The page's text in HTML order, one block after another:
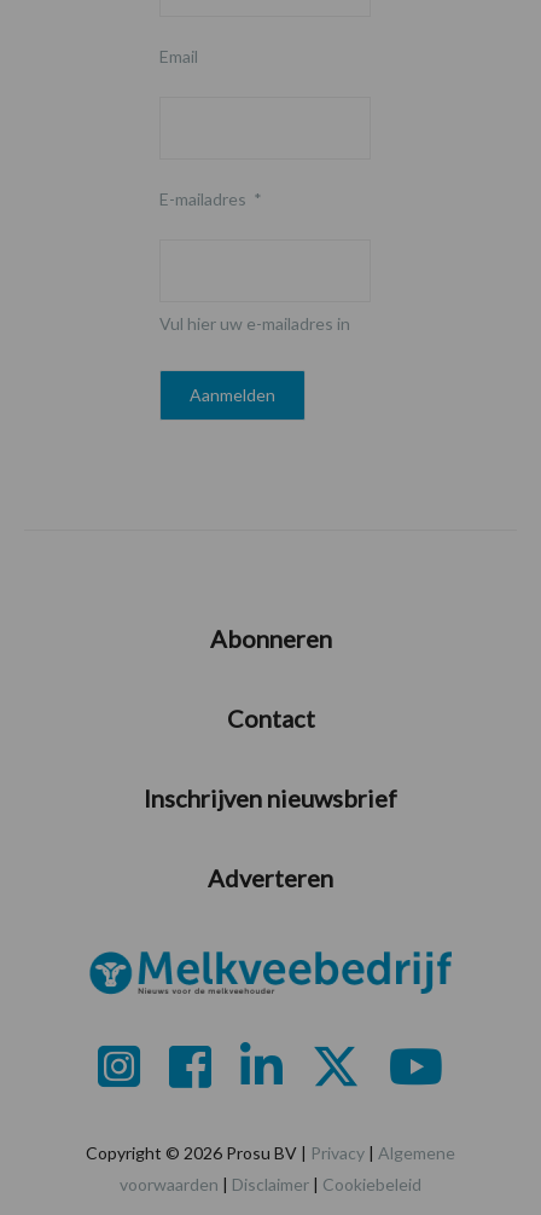
Email
E-mailadres *
Vul hier uw e-mailadres in
Abonneren
Contact
Inschrijven nieuwsbrief
Adverteren
Copyright © 2026 Prosu BV | Privacy | Algemene
voorwaarden | Disclaimer | Cookiebeleid